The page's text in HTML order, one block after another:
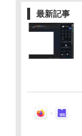
最新記事